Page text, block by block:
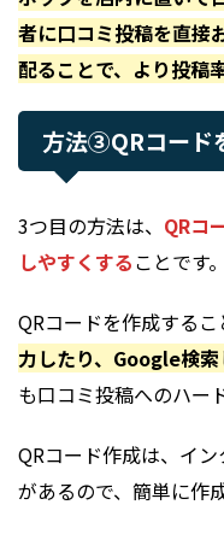
者に口コミ投稿を直接
配ることで、より投稿
方法③QRコード
3つ目の方法は、 QRコ
しやすくすることです。
QRコードを作成するこ
力したり、Google検
も口コミ投稿へのハー
QRコード作成は、イ
があるので、簡単に作